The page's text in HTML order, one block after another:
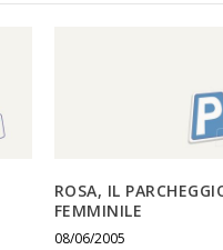
ROSA, IL
FEMMINILE
08/06/2005